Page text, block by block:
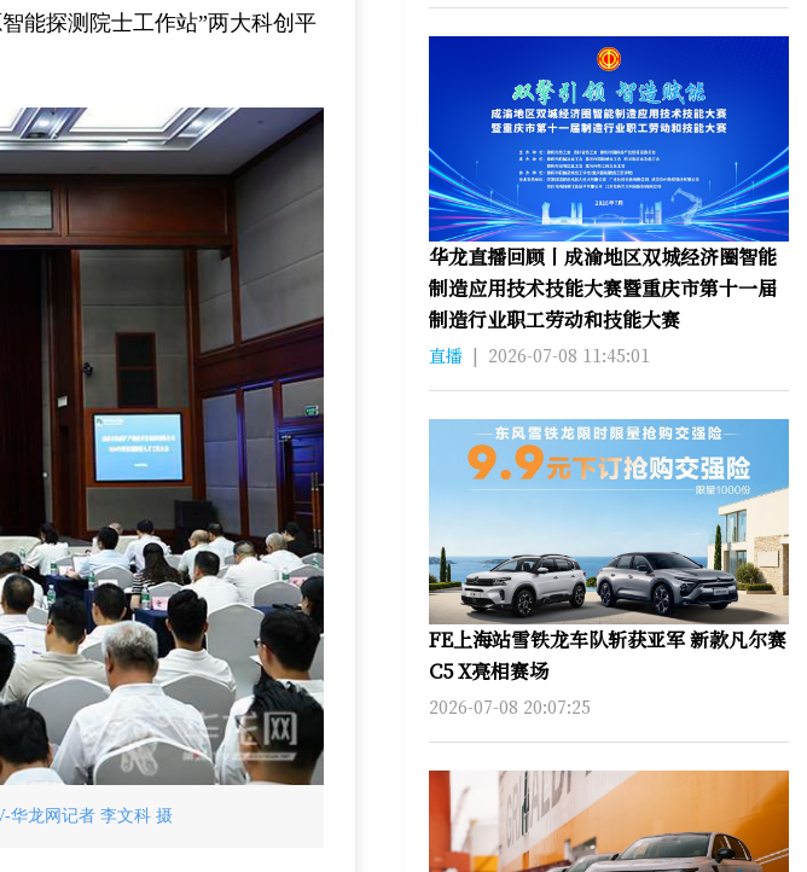
能探测院士工作站”两大科创平
华龙网记者 李文科 摄
华龙直播回顾丨成渝地区双城经济圈智能
制造应用技术技能大赛暨重庆市第十一届
制造行业职工劳动和技能大赛
直播 | 2026-07-08 11:45:01
FE上海站雪铁龙车队斩获亚军 新款凡尔赛
C5 X亮相赛场
2026-07-08 20:07:25